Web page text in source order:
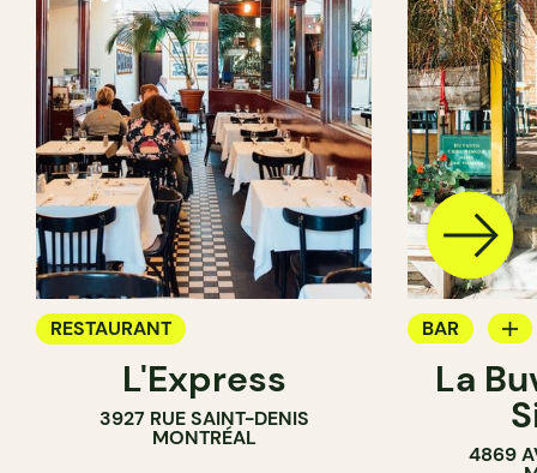
RESTAURANT
L'Express
3927 RUE SAINT-DENIS
MONTRÉAL
BAR
BAR À VIN
La
4869